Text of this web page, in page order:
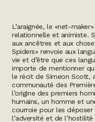
L’araignée, le «net-maker»
relationnelle et animiste.
aux ancêtres et aux
Spiders» renvoie aux
vie et d’être que ces
importe de mentionner
le récit de Simeon Scott,
communauté des
l’origine des premiers
humains, un homme et
courroie pour les
l’adversité et de